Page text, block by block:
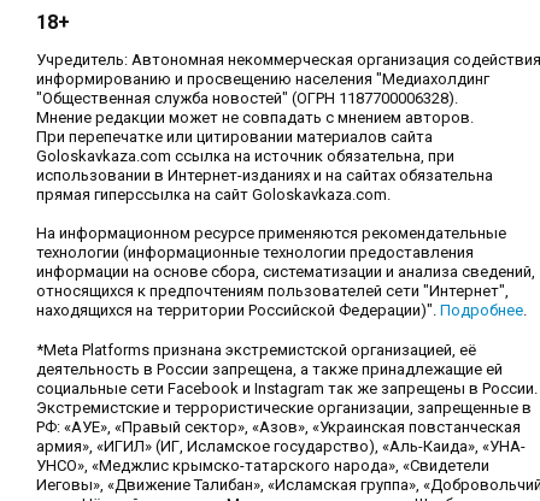
18+
Учредитель: Автономная некоммерческая организация содействия
информированию и просвещению населения "Медиахолдинг
"Общественная служба новостей" (ОГРН 1187700006328).
Мнение редакции может не совпадать с мнением авторов.
При перепечатке или цитировании материалов сайта
Goloskavkaza.com ссылка на источник обязательна, при
использовании в Интернет-изданиях и на сайтах обязательна
прямая гиперссылка на сайт Goloskavkaza.com.
На информационном ресурсе применяются рекомендательные
технологии (информационные технологии предоставления
информации на основе сбора, систематизации и анализа сведений,
относящихся к предпочтениям пользователей сети "Интернет",
находящихся на территории Российской Федерации)". Подробнее.
*Meta Platforms признана экстремистской организацией, её
деятельность в России запрещена, а также принадлежащие ей
социальные сети Facebook и Instagram так же запрещены в России.
Экстремистские и террористические организации, запрещенные в
РФ: «АУЕ», «Правый сектор», «Азов», «Украинская повстанческая
армия», «ИГИЛ» (ИГ, Исламское государство), «Аль-Каида», «УНА-
УНСО», «Меджлис крымско-татарского народа», «Свидетели
Иеговы», «Движение Талибан», «Исламская группа»,